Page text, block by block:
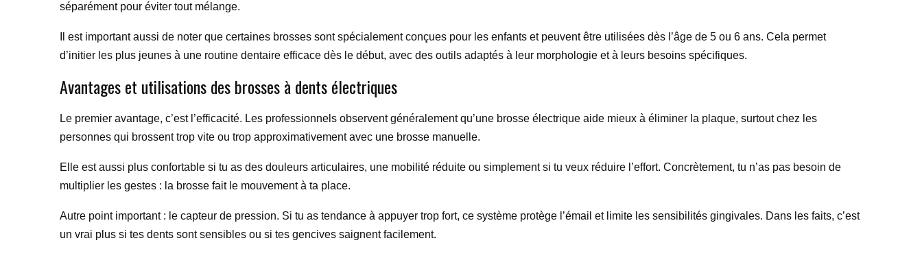
séparément pour éviter tout mélange.
Il est important aussi de noter que certaines brosses sont spécialement conçues pour les enfants et peuvent être utilisées dès l’âge de 5 ou 6 ans. Cela permet
d’initier les plus jeunes à une routine dentaire efficace dès le début, avec des outils adaptés à leur morphologie et à leurs besoins spécifiques.
Avantages et utilisations des brosses à dents électriques
Le premier avantage, c’est l’efficacité. Les professionnels observent généralement qu’une brosse électrique aide mieux à éliminer la plaque, surtout chez les
personnes qui brossent trop vite ou trop approximativement avec une brosse manuelle.
Elle est aussi plus confortable si tu as des douleurs articulaires, une mobilité réduite ou simplement si tu veux réduire l’effort. Concrètement, tu n’as pas besoin de
multiplier les gestes : la brosse fait le mouvement à ta place.
Autre point important : le capteur de pression. Si tu as tendance à appuyer trop fort, ce système protège l’émail et limite les sensibilités gingivales. Dans les faits, c’est
un vrai plus si tes dents sont sensibles ou si tes gencives saignent facilement.